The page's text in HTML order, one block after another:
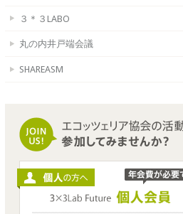
３＊３LABO
丸の内井戸端会議
SHAREASM